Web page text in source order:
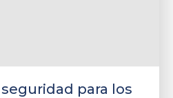
para los